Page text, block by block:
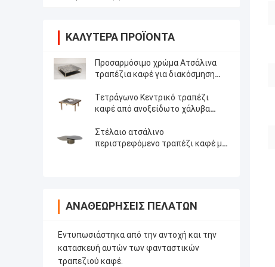
ΚΑΛΎΤΕΡΑ ΠΡΟΪΌΝΤΑ
Προσαρμόσιμο χρώμα Ατσάλινα
τραπέζια καφέ για διακόσμηση
Τετράγωνο Κεντρικό τραπέζι
καφέ από ανοξείδωτο χάλυβα
Τσάι τραπέζι
Στέλαιο ατσάλινο
περιστρεφόμενο τραπέζι καφέ με
ΑΝΑΘΕΩΡΉΣΕΙΣ ΠΕΛΑΤΏΝ
Εντυπωσιάστηκα από την αντοχή και την
κατασκευή αυτών των φανταστικών
τραπεζιού καφέ.